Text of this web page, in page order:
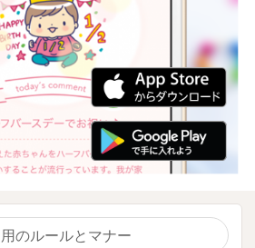
のルールとマナー